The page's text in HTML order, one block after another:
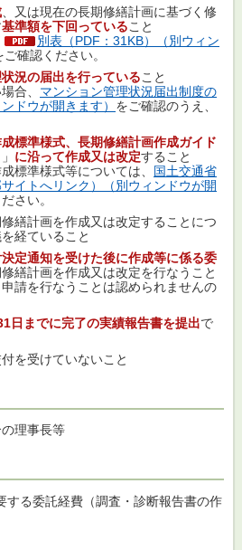
、又は現在の長期修繕計画に基づく修
基準額を下回っていること
別表（PDF：31KB）（別ウィン
ご確認ください。
況の届出を行っていること
合、 マンション管理状況届出制度の
ドウが開きます） をご確認のうえ、
標準様式、長期修繕計画作成ガイド
」 に沿って作成又は改定すること
標準様式等については、 国土交通省
イトへリンク）（別ウィンドウが開
さい。
繕計画を作成又は改定することにつ
経ていること
定通知を受けた後に作成等に係る委
修繕計画を作成又は改定を行なうこと
請を行なうことは認められませんの
日までに完了の実績報告書を提出で
を受けていないこと
理事長等
する委託経費（調査・診断報告書の作